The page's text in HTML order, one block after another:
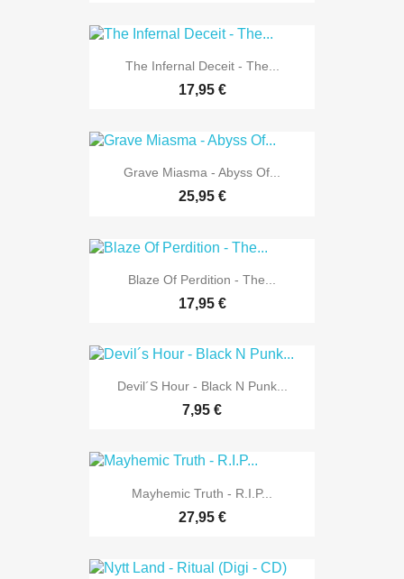
The Infernal Deceit - The...
17,95 €
Grave Miasma - Abyss Of...
25,95 €
Blaze Of Perdition - The...
17,95 €
Devil´s Hour - Black N Punk...
7,95 €
Mayhemic Truth - R.I.P...
27,95 €